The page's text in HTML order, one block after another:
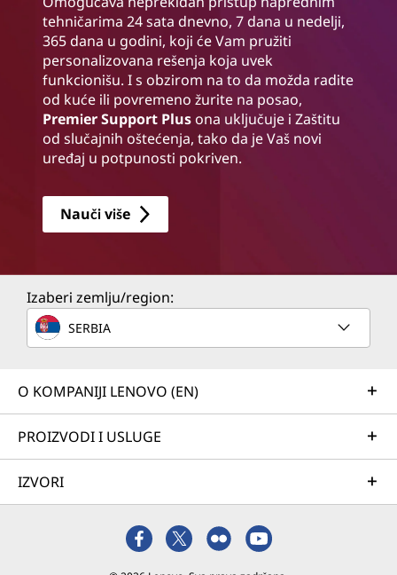
tehničarima 24 sata dnevno, 7 dana u nedelji,
365 dana u godini, koji će Vam pružiti
personalizovana rešenja koja uvek
funkcionišu. I s obzirom na to da možda radite
od kuće ili povremeno žurite na posao,
Premier Support Plusona uključuje i Zaštitu
od slučajnih oštećenja, tako da je Vaš novi
uređaj u potpunosti pokriven.
Nauči više
Izaberi zemlju/region:
SERBIA
O KOMPANIJI LENOVO (EN)
PROIZVODI I USLUGE
IZVORI